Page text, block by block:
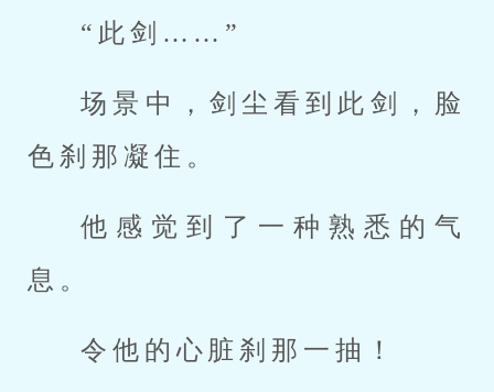
“此剑……”
场景中，剑尘看到此剑，脸
色刹那凝住。
他感觉到了一种熟悉的气
息。
令他的心脏刹那一抽！